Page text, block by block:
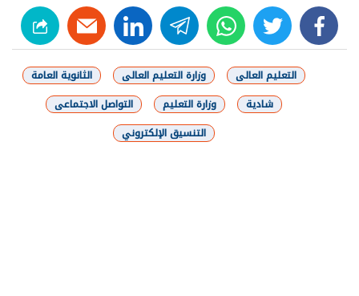
facebook
twitter
whats
telegram
linkedin
التعليم العالى وزارة التعليم العالى
الثانوية العامة
شادية
وزارة التعليم
التواصل الاجتماعى
التنسيق الإلكتروني